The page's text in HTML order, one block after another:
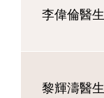
李偉倫醫生
黎輝濤醫生